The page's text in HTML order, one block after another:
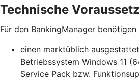
Technische
Für den BankingManager benötigen
einen marktüblich
Betriebssystem Windows 11
Service Pack bzw.